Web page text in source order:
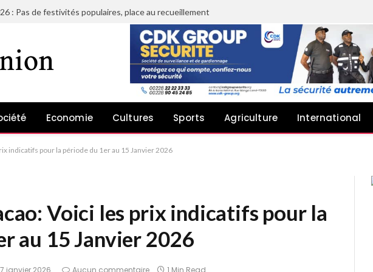
: Pas de festivités populaires, place au recueillement
Economie Cultures Sports Agriculture International
indicatifs pour la période du 1er au 15 Janvier 2026
Voici les prix indicatifs pour la
au 15 Janvier 2026